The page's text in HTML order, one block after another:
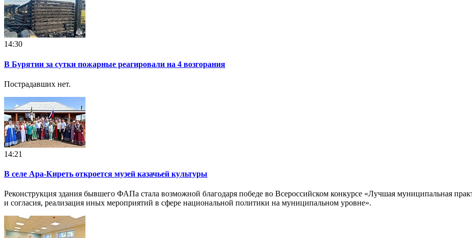
14:30
В Бурятии за сутки пожарные реагировали на 4 возгорания
Пострадавших нет.
14:21
В селе Ара-Киреть откроется музей казачьей культуры
Реконструкция здания бывшего ФАПа стала возможной благодаря победе во Всероссийском конкурсе «Лучшая муниципальная
и согласия, реализация иных мероприятий в сфере национальной политики на муниципальном уровне».